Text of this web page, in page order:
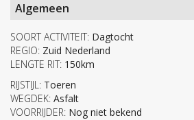
Algemeen
SOORT ACTIVITEIT: Dagtocht
REGIO: Zuid Nederland
LENGTE RIT: 150km
RIJSTIJL: Toeren
WEGDEK: Asfalt
VOORRIJDER: Nog niet bekend